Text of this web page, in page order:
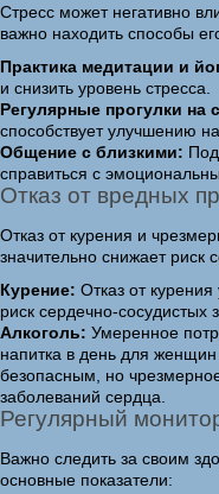
Стресс может негативно
важно находить способы
Практика медитации и
и снизить уровень стресса.
Регулярные прогулки на
способствует улучшению
Общение с близкими:
справиться с
Отказ от вредных
Отказ от курения и
значительно снижает риск
Курение: Отказ от
риск сердечно-сосудистых
Алкоголь: Умеренное
напитка в день для
безопасным, но
заболеваний сердца.
Регулярный
Важно следить за своим
основные показатели: